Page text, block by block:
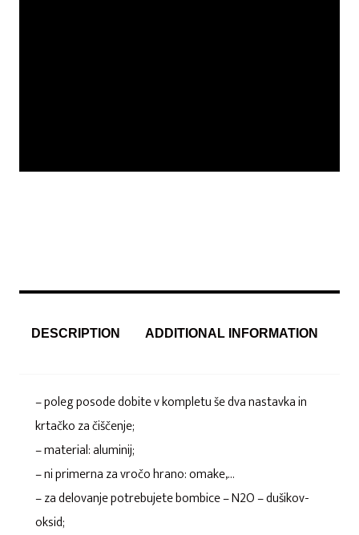
DESCRIPTION ADDITIONAL INFORMATION
– poleg posode dobite v kompletu še dva nastavka in
krtačko za čiščenje;
– material: aluminij;
– ni primerna za vročo hrano: omake,…
– za delovanje potrebujete bombice – N2O – dušikov-
oksid;